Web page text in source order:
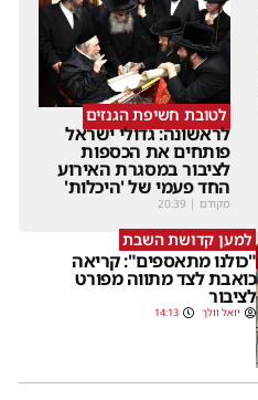
לטובת חשיפת הגנזים
לראשונה: גדולי ישראל
פותחים את הכספות
לציבור במסגרת האירוע
החד פעמי של 'היכלות'
מקודם |
20:39
למען קדושת השבת
"כולנו מתאספים": קריאה
כואבת לצד מתווה מפורט
לציבור
יואל וולך 14:13